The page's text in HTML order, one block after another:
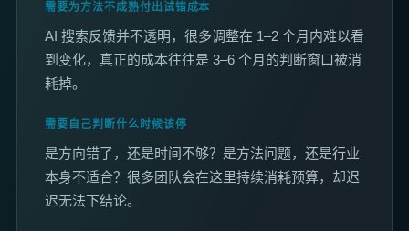
需要为方法不成熟付出试错成本
AI 搜索反馈并不透明，很多调整在 1–2 个月内难以看
到变化，真正的成本往往是 3–6 个月的判断窗口被消
耗掉。
需要自己判断什么时候该停
是方向错了，还是时间不够？是方法问题，还是行业
本身不适合？很多团队会在这里持续消耗预算，却迟
迟无法下结论。